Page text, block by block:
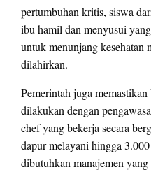
pertumbuhan kritis, siswa
ibu hamil dan menyusui
untuk menunjang kesehatan
dilahirkan.
Pemerintah juga
dilakukan dengan
chef yang bekerja secara
dapur melayani hingga
dibutuhkan manajemen